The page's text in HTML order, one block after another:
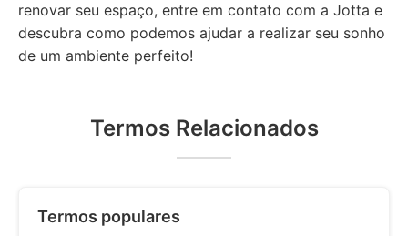
renovar seu espaço, entre em contato com a Jotta e
descubra como podemos ajudar a realizar seu sonho
de um ambiente perfeito!
Termos Relacionados
Termos populares